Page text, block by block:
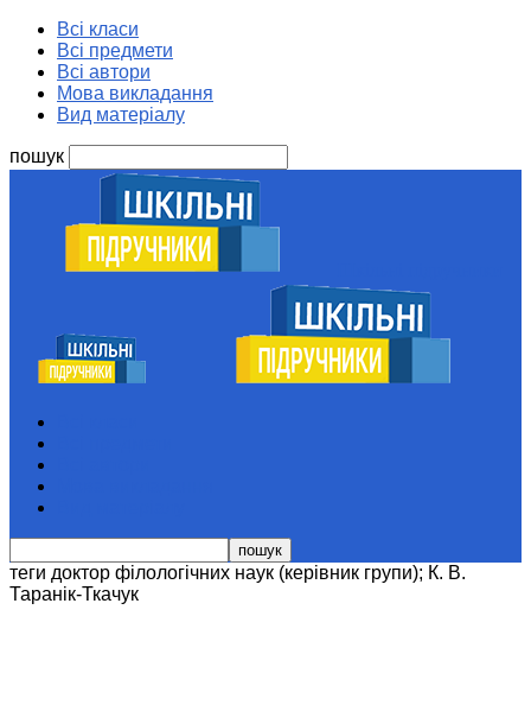
Всі класи
Всі предмети
Всі автори
Мова викладання
Вид матеріалу
пошук
теги доктор філологічних наук (керівник групи); К. В.
Таранік-Ткачук